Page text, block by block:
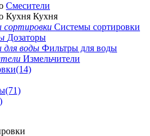
Смесители
Кухня Кухня
Системы сортировки
Дозаторы
Фильтры для воды
Измельчители
(14)
(71)